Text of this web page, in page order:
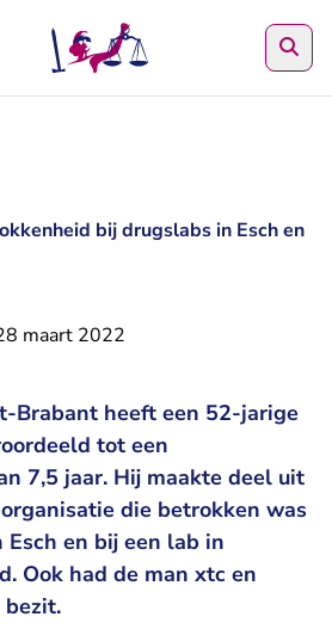
bij drugslabs in Esch en
maart 2022
Brabant heeft een 52-jarige
tot een
7,5 jaar. Hij maakte deel uit
die betrokken was
en bij een lab in
Ook had de man xtc en